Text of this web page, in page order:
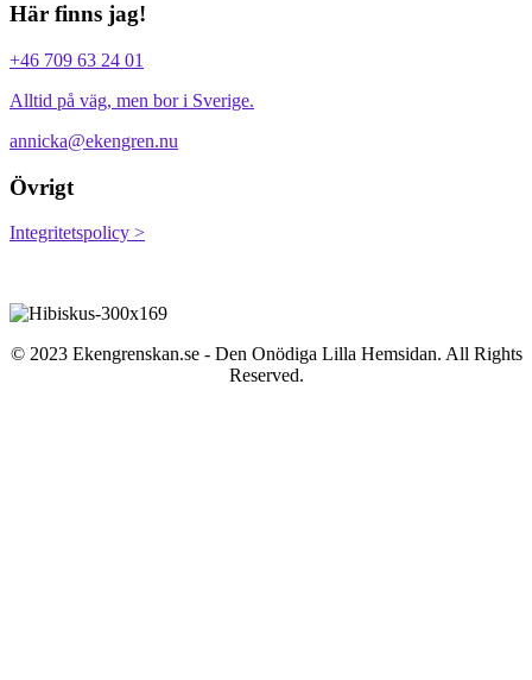
Här finns jag!
+46 709 63 24 01
Alltid på väg, men bor i Sverige.
annicka@ekengren.nu
Övrigt
Integritetspolicy >
© 2023 Ekengrenskan.se - Den Onödiga Lilla Hemsidan. All Rights
Reserved.